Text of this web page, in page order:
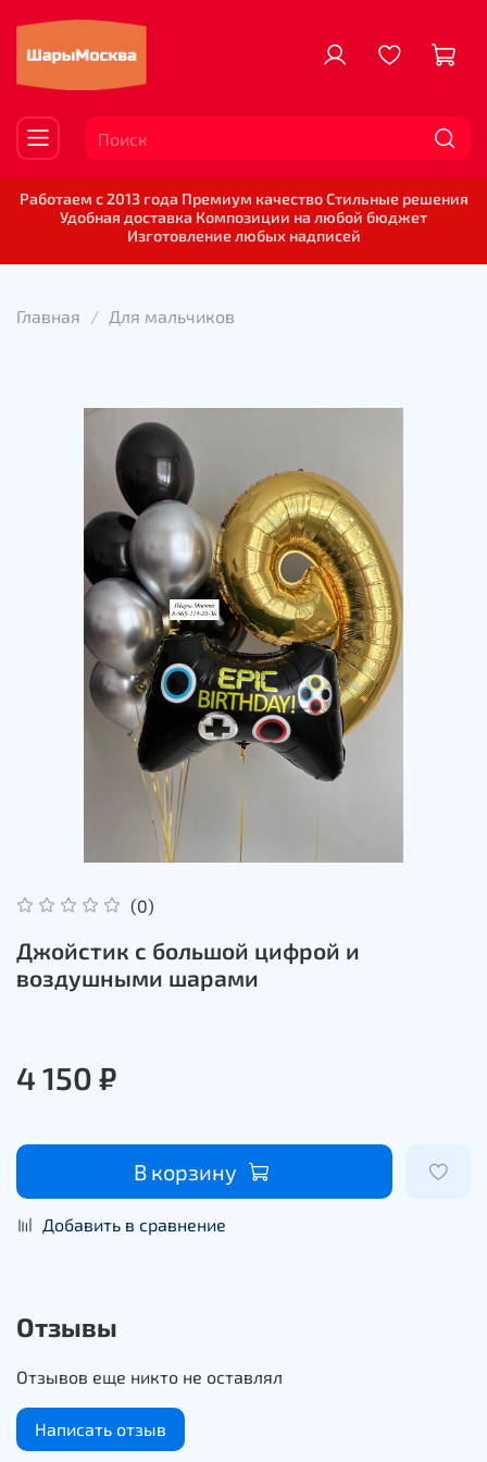
Работаем с 2013 года Премиум качество Стильные решения
Удобная доставка Композиции на любой бюджет
Изготовление любых надписей
Главная Для мальчиков
(0)
Джойстик с большой цифрой и
воздушными шарами
4 150 ₽
В корзину
Добавить в сравнение
Отзывы
Отзывов еще никто не оставлял
Написать отзыв